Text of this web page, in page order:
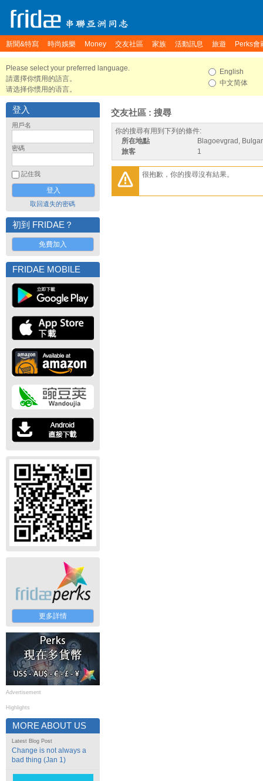
新聞&特寫 時尚娛樂 Money 交友社區 家族 活動訊息 旅遊 Perks會
Please select your preferred language.
請選擇你慣用的語言。
请选择你惯用的语言。
English
中文简体
登入
用戶名
密碼
記住我
取回遺失的密碼
初到 FRIDAE？
免費加入
FRIDAE MOBILE
更多詳情
Advertisement
Highlights
MORE ABOUT US
Latest Blog Post
Change is not always a
bad thing (Jan 1)
交友社區 : 搜尋
你的搜尋有用到下列的條件:
所在地點
Blagoevgrad,
旅客
1
很抱歉，你的搜尋沒有結果。